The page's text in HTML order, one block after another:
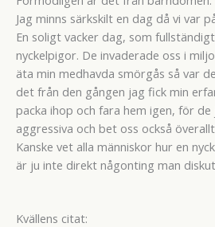
Jag minns särkskilt en dag då vi var
En soligt vacker dag, som
nyckelpigor. De invaderade oss i
äta min medhavda smörgås så var
det från den gången jag fick min
packa ihop och fara hem igen, för
aggressiva och bet oss också
Kanske vet alla människor hur en
är ju inte direkt någonting man
Kvällens citat: